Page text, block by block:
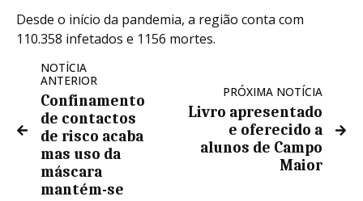
Desde o início da pandemia, a região conta com
110.358 infetados e 1156 mortes.
NOTÍCIA
ANTERIOR
Confinamento
de contactos
de risco acaba
mas uso da
máscara
mantém-se
PRÓXIMA NOTÍCIA
Livro apresentado
e oferecido a
alunos de Campo
Maior